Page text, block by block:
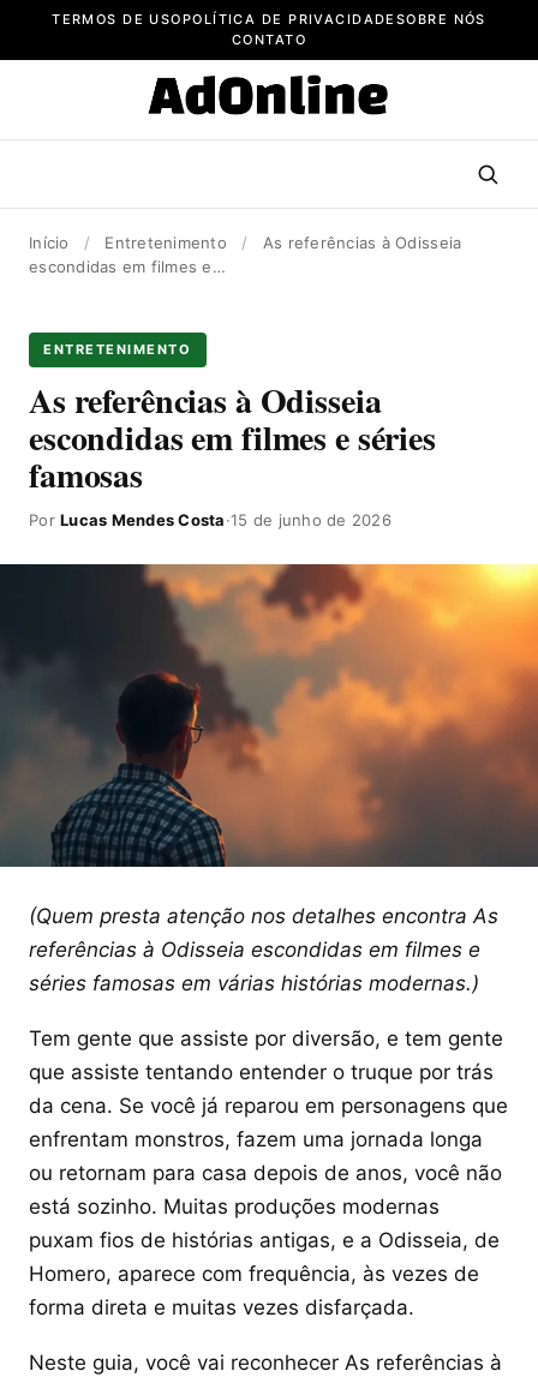
TERMOS DE USOPOLÍTICA DE PRIVACIDADE SOBRE NÓS
CONTATO
Início / Entretenimento /
As referências à Odisseia
escondidas em filmes e…
ENTRETENIMENTO
As referências à Odisseia
escondidas em filmes e séries
famosas
PorLucas Mendes Costa·15 de junho de 2026
(Quem presta atenção nos detalhes encontra As
referências à Odisseia escondidas em filmes e
séries famosas em várias histórias modernas.)
Tem gente que assiste por diversão, e tem gente
que assiste tentando entender o truque por trás
da cena. Se você já reparou em personagens que
enfrentam monstros, fazem uma jornada longa
ou retornam para casa depois de anos, você não
está sozinho. Muitas produções modernas
puxam fios de histórias antigas, e a Odisseia, de
Homero, aparece com frequência, às vezes de
forma direta e muitas vezes disfarçada.
Neste guia, você vai reconhecer As referências à